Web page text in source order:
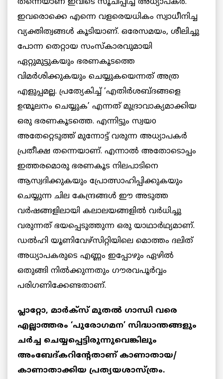
ഇവരൊക്കെ എന്നെ വളരെയധികം സ്വാധീനിച്ച
വ്യക്തിത്വങ്ങൾ കൂടിയാണ്. ഒരേസമയം, ശീലിച്ചു
പോന്ന തെറ്റായ സംസ്കാരവുമായി
ഏറ്റുമുട്ടുകയും ഭരണകൂടത്തെ
വിമർശിക്കുകയും ചെയ്യുകയെന്നത് അത്ര
എളുപ്പമല്ല. പ്രത്യേകിച്ച് ‘എതിർശബ്ദങ്ങളെ
ഉന്മൂലനം ചെയ്യുക’ എന്നത് മുദ്രാവാക്യമാക്കിയ
ഒരു ഭരണകൂടത്തെ. എന്നിട്ടും സ്വയo
അതേറ്റെടുത്ത് മുന്നോട്ട് വരുന്ന അധ്യാപകർ
പ്രതീക്ഷ തന്നെയാണ്. എന്നാൽ അതോടൊപ്പം
ഇത്തരമൊരു ഭരണകൂട നിലപാടിനെ
ആസ്വദിക്കുകയും പ്രോത്സാഹിപ്പിക്കുകയും
ചെയ്യുന്ന ചില കേന്ദ്രങ്ങൾ ഈ അടുത്ത
വർഷങ്ങളിലായി കലാലയങ്ങളിൽ വർധിച്ചു
വരുന്നത് ഭയപ്പെടുത്തുന്ന ഒരു യാഥാർഥ്യമാണ്.
ഡൽഹി യൂണിവേഴ്സിറ്റിയിലെ മൊത്തം ദലിത്‌
അധ്യാപകരുടെ എണ്ണം ഇപ്പോഴും ഏഴിൽ
ഒതുങ്ങി നിൽക്കുന്നതും ഗൗരവപൂർവ്വം
പരിഗണിക്കേണ്ടതാണ്.
പ്ലാറ്റോ, മാർക്സ് മുതൽ ഗാന്ധി വരെ
എല്ലാത്തരം ‘പുരോഗമന’ സിദ്ധാന്തങ്ങളും
ചർച്ച ചെയ്യപ്പെട്ടിരുന്നുവെങ്കിലും
അംബേദ്കറിന്റേതാണ് കാണാതായ/
കാണാതാക്കിയ പ്രത്യയശാസ്ത്രം.